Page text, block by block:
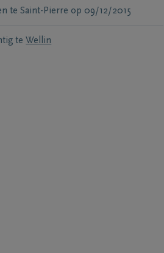
te Saint-Pierre op 09/12/2015
te Wellin